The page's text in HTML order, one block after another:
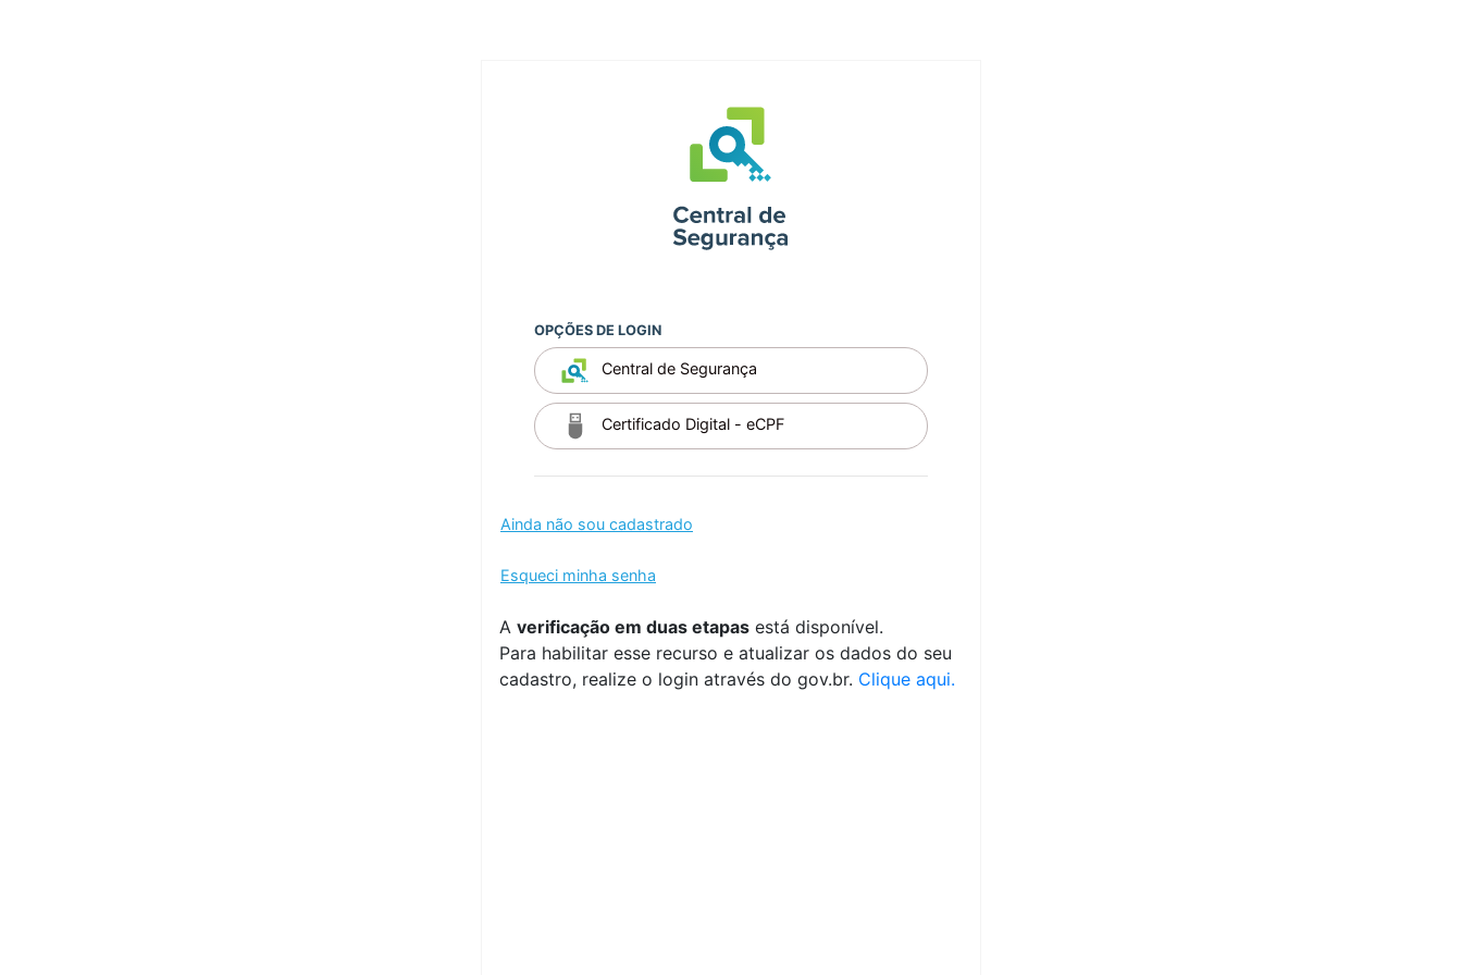
OPÇÕES DE LOGIN
Central de Segurança
Certificado Digital - eCPF
Ainda não sou cadastrado
Esqueci minha senha
A verificação em duas etapas está disponível.
Para habilitar esse recurso e atualizar os dados do seu
cadastro, realize o login através do gov.br. Clique aqui.